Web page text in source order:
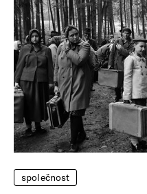
společnost